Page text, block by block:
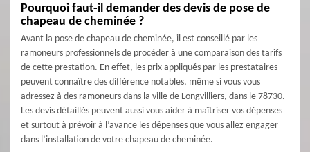
Pourquoi faut-il demander des devis de pose de
chapeau de cheminée ?
Avant la pose de chapeau de cheminée, il est conseillé par les
ramoneurs professionnels de procéder à une comparaison des tarifs
de cette prestation. En effet, les prix appliqués par les prestataires
peuvent connaître des différence notables, même si vous vous
adressez à des ramoneurs dans la ville de Longvilliers, dans le 78730.
Les devis détaillés peuvent aussi vous aider à maîtriser vos dépenses
et surtout à prévoir à l’avance les dépenses que vous allez engager
dans l’installation de votre chapeau de cheminée.